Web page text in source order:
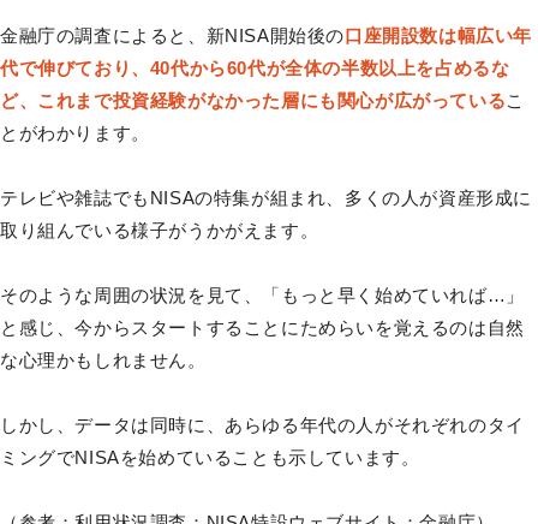
金融庁の調査によると、新NISA開始後の口座開設数は幅広い年
代で伸びており、40代から60代が全体の半数以上を占めるな
ど、これまで投資経験がなかった層にも関心が広がっているこ
とがわかります。
テレビや雑誌でもNISAの特集が組まれ、多くの人が資産形成に
取り組んでいる様子がうかがえます。
そのような周囲の状況を見て、「もっと早く始めていれば…」
と感じ、今からスタートすることにためらいを覚えるのは自然
な心理かもしれません。
しかし、データは同時に、あらゆる年代の人がそれぞれのタイ
ミングでNISAを始めていることも示しています。